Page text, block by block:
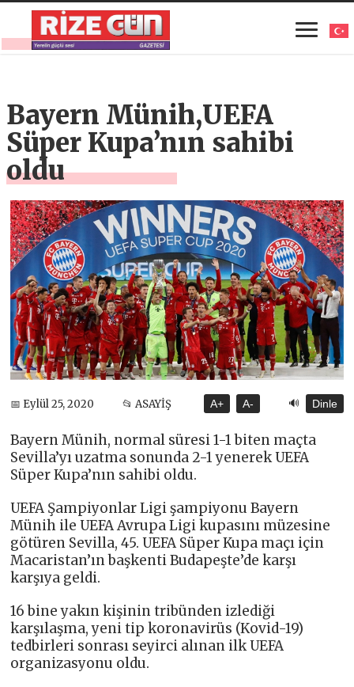
Bayern Münih,UEFA
Süper Kupa’nın sahibi
oldu
📅 Eylül 25, 2020 📂 ASAYİŞ A+ A- 🔊 Dinle
Bayern Münih, normal süresi 1-1 biten maçta
Sevilla’yı uzatma sonunda 2-1 yenerek UEFA
Süper Kupa’nın sahibi oldu.
UEFA Şampiyonlar Ligi şampiyonu Bayern
Münih ile UEFA Avrupa Ligi kupasını müzesine
götüren Sevilla, 45. UEFA Süper Kupa maçı için
Macaristan’ın başkenti Budapeşte’de karşı
karşıya geldi.
16 bine yakın kişinin tribünden izlediği
karşılaşma, yeni tip koronavirüs (Kovid-19)
tedbirleri sonrası seyirci alınan ilk UEFA
organizasyonu oldu.